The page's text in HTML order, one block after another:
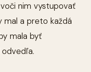
nim vystupovať
mal a preto každá
mala byť
odvedľa.